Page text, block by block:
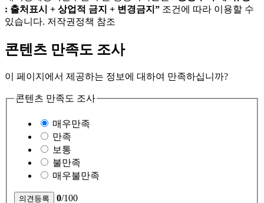
: 출처표시 + 상업적 금지 + 변경금지” 조건에 따라 이용할 수
있습니다. 저작권정책 참조
콘텐츠 만족도 조사
이 페이지에서 제공하는 정보에 대하여 만족하십니까?
콘텐츠 만족도 조사
매우만족
만족
보통
불만족
매우불만족
0/100